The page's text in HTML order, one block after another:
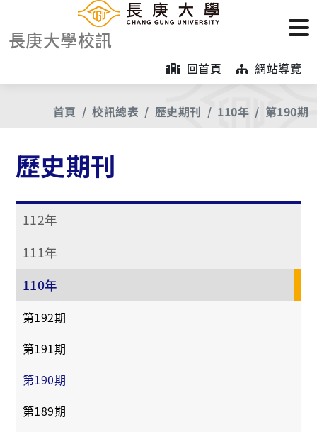
長庚大學校訊
回首頁 網站導覽
首頁 校訊總表 歷史期刊 110年 第190期
歷史期刊
112年
111年
110年
第192期
第191期
第190期
第189期